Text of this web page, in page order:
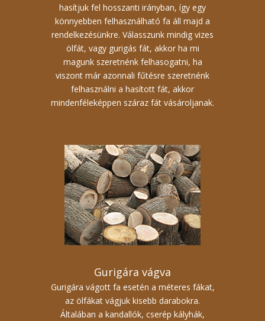
hasítjuk fel hosszanti irányban, így egy
könnyebben felhasználható fa áll majd a
rendelkezésünkre. Válasszunk mindig vizes
ölfát, vagy gurigás fát, akkor ha mi
magunk szeretnénk felhasogatni, ha
viszont már azonnali fűtésre szeretnénk
felhasználni a hasított fát, akkor
mindenféleképpen száraz fát vásároljanak.
Gurigára vágva
Gurigára vágott fa esetén a méteres fákat,
az ölfákat vágjuk kisebb darabokra.
Általában a kandallók, cserép kályhák,